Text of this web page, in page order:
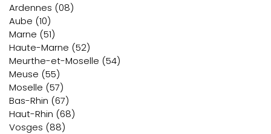
Ardennes (08)
Aube (10)
Marne (51)
Haute-Marne (52)
Meurthe-et-Moselle (54)
Meuse (55)
Moselle (57)
Bas-Rhin (67)
Haut-Rhin (68)
Vosges (88)